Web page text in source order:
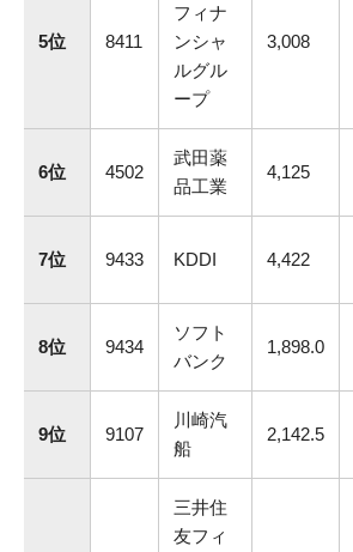
5位 8411
フィナ
ンシャ
ルグル
ープ
3,008
6位 4502
武田薬
品工業
4,125
7位 9433 KDDI 4,422
8位 9434
ソフト
バンク
1,898.0
9位 9107
川崎汽
船
2,142.5
三井住
友フィ